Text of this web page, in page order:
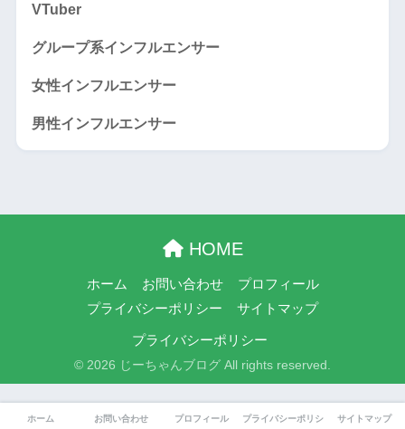
VTuber
グループ系インフルエンサー
女性インフルエンサー
男性インフルエンサー
HOME
ホーム お問い合わせ
プロフィール
プライバシーポリシー
サイトマップ
プライバシーポリシー
© 2026 じーちゃんブログ All rights reserved.
ホーム お問い合わせ プロフィール プライバシーポリシー サイトマップ